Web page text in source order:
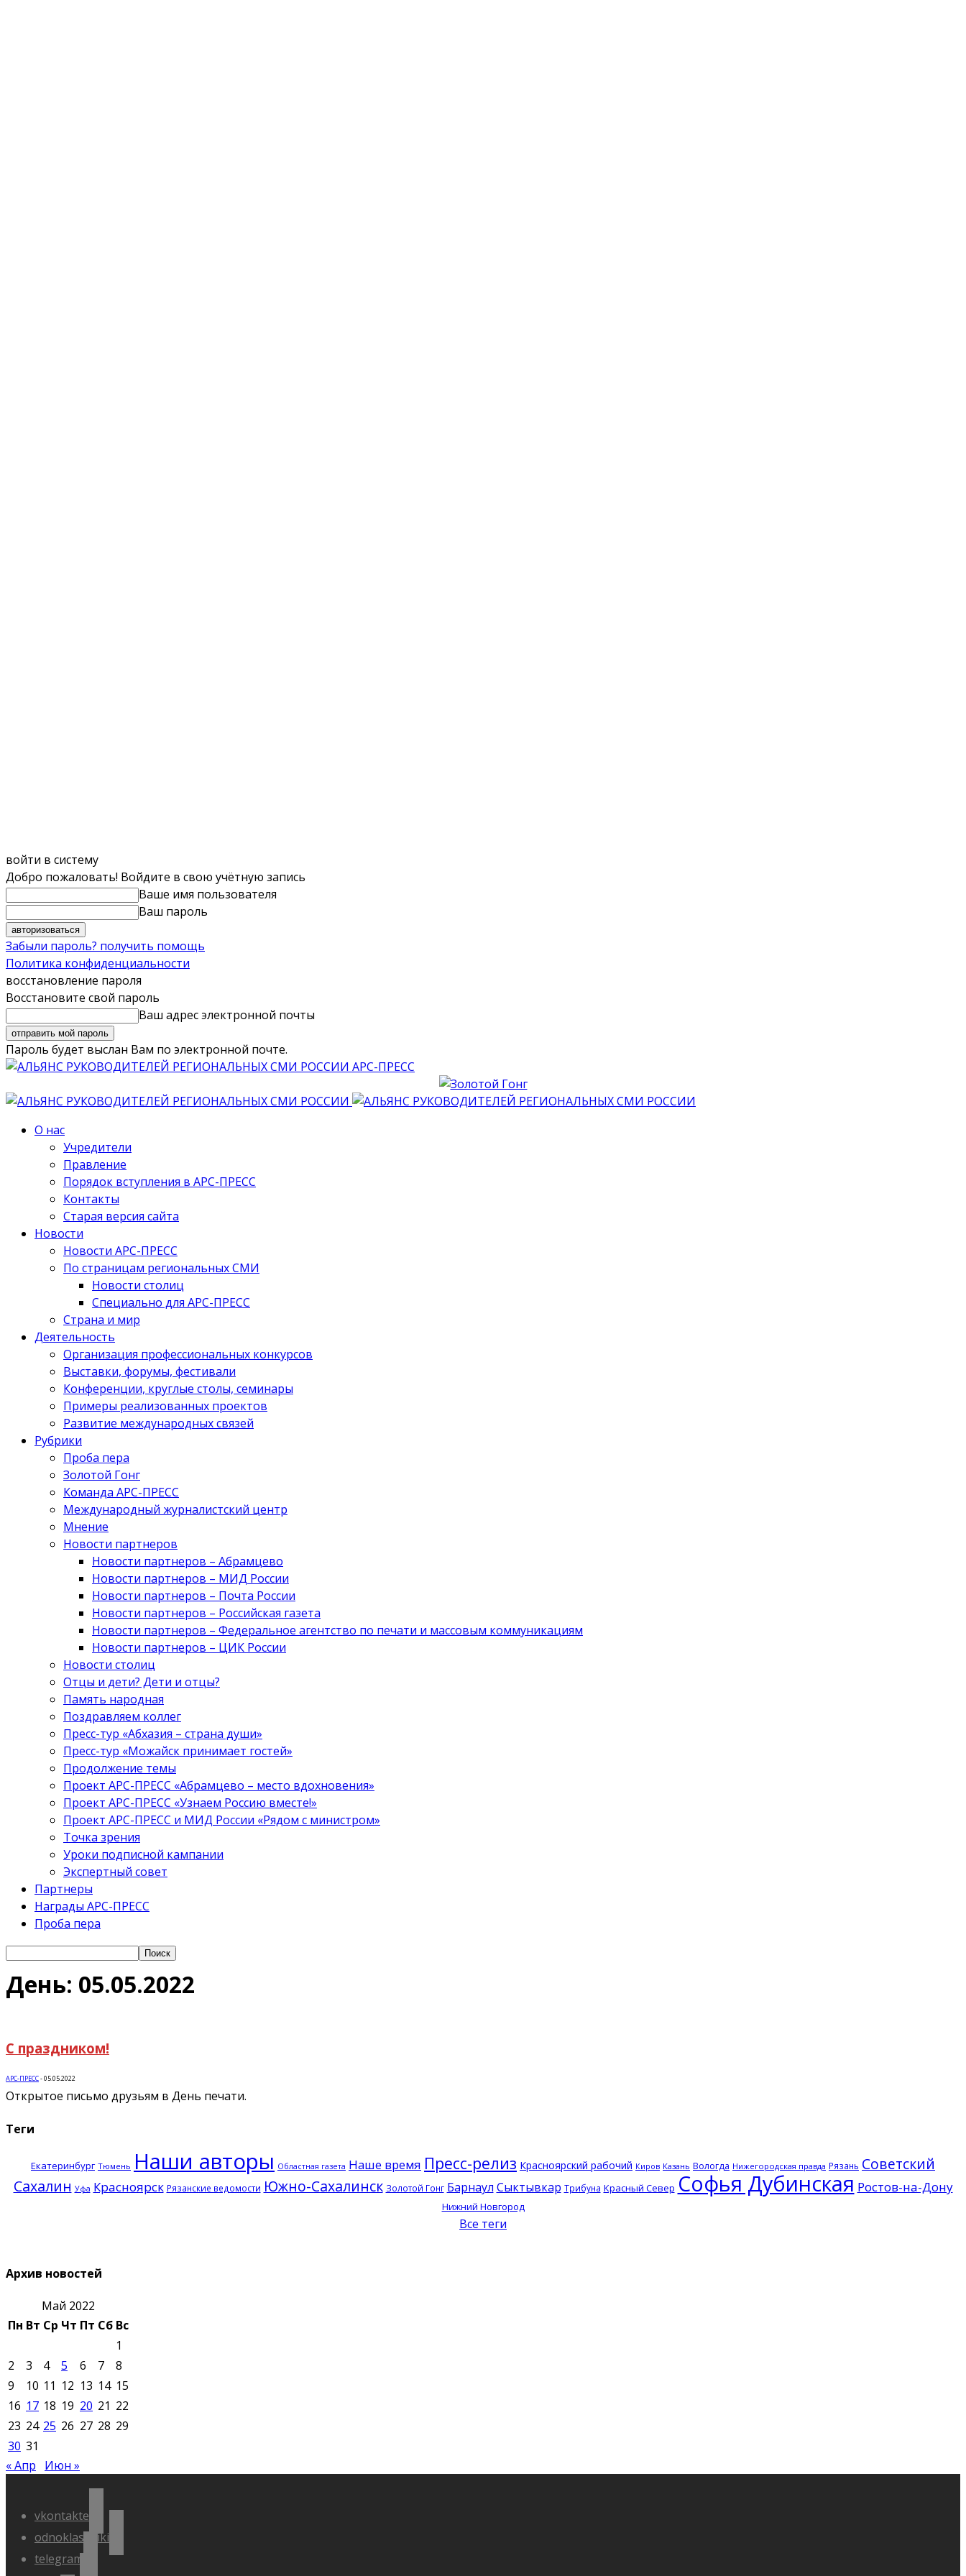
войти в систему
Добро пожаловать! Войдите в свою учётную запись
Ваше имя пользователя
Ваш пароль
Забыли пароль? получить помощь
Политика конфиденциальности
восстановление пароля
Восстановите свой пароль
Ваш адрес электронной почты
Пароль будет выслан Вам по электронной почте.
АРС-ПРЕСС
О нас
Учредители
Правление
Порядок вступления в АРС-ПРЕСС
Контакты
Старая версия сайта
Новости
Новости АРС-ПРЕСС
По страницам региональных СМИ
Новости столиц
Специально для АРС-ПРЕСС
Страна и мир
Деятельность
Организация профессиональных конкурсов
Выставки, форумы, фестивали
Конференции, круглые столы, семинары
Примеры реализованных проектов
Развитие международных связей
Рубрики
Проба пера
Золотой Гонг
Команда АРС-ПРЕСС
Международный журналистский центр
Мнение
Новости партнеров
Новости партнеров – Абрамцево
Новости партнеров – МИД России
Новости партнеров – Почта России
Новости партнеров – Российская газета
Новости партнеров – Федеральное агентство по печати и массовым коммуникациям
Новости партнеров – ЦИК России
Новости столиц
Отцы и дети? Дети и отцы?
Память народная
Поздравляем коллег
Пресс-тур «Абхазия – страна души»
Пресс-тур «Можайск принимает гостей»
Продолжение темы
Проект АРС-ПРЕСС «Абрамцево – место вдохновения»
Проект АРС-ПРЕСС «Узнаем Россию вместе!»
Проект АРС-ПРЕСС и МИД России «Рядом с министром»
Точка зрения
Уроки подписной кампании
Экспертный совет
Партнеры
Награды АРС-ПРЕСС
Проба пера
День: 05.05.2022
С праздником!
АРС-ПРЕСС-05.05.2022
Открытое письмо друзьям в День печати.
Теги
Екатеринбург Тюмень Наши авторы Областная газета Наше время Пресс-релиз Красноярский рабочий Киров Казань Вологда Нижегородская правда Рязань Советский
Сахалин Уфа Красноярск Рязанские ведомости Южно-Сахалинск Золотой Гонг Барнаул Сыктывкар Трибуна Красный Север Софья Дубинская Ростов-на-Дону
Нижний Новгород
Все теги
Архив новостей
Май 2022
Пн Вт Ср Чт Пт Сб Вс
1
2
3 4 5 6 7
8
9
10 11 12 13 14 15
16 17 18 19 20 21 22
23 24 25 26 27 28 29
30 31
« Апр
Июн »
vkontakte
odnoklassniki
telegram